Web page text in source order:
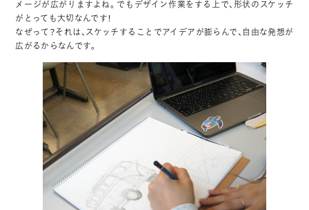
メージが広がりますよね。でもデザイン作業をする上で、形状のスケッチ
がとっても大切なんです！
なぜって？それは、スケッチすることでアイデアが膨らんで、自由な発想が
広がるからなんです。